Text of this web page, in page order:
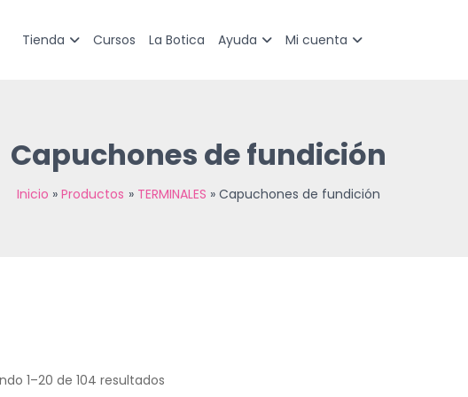
Tienda Cursos La Botica Ayuda Mi cuenta
Capuchones de fundición
Inicio Productos TERMINALES Capuchones de fundición
1–20 de 104 resultados
latest